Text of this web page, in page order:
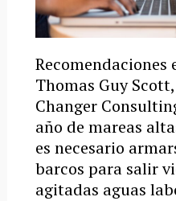
Recomendaciones
Thomas Guy
Changer
año de mareas
es necesario
barcos para salir
agitadas aguas